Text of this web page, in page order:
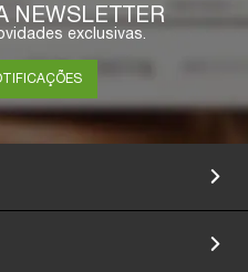
NEWSLETTER
exclusivas.